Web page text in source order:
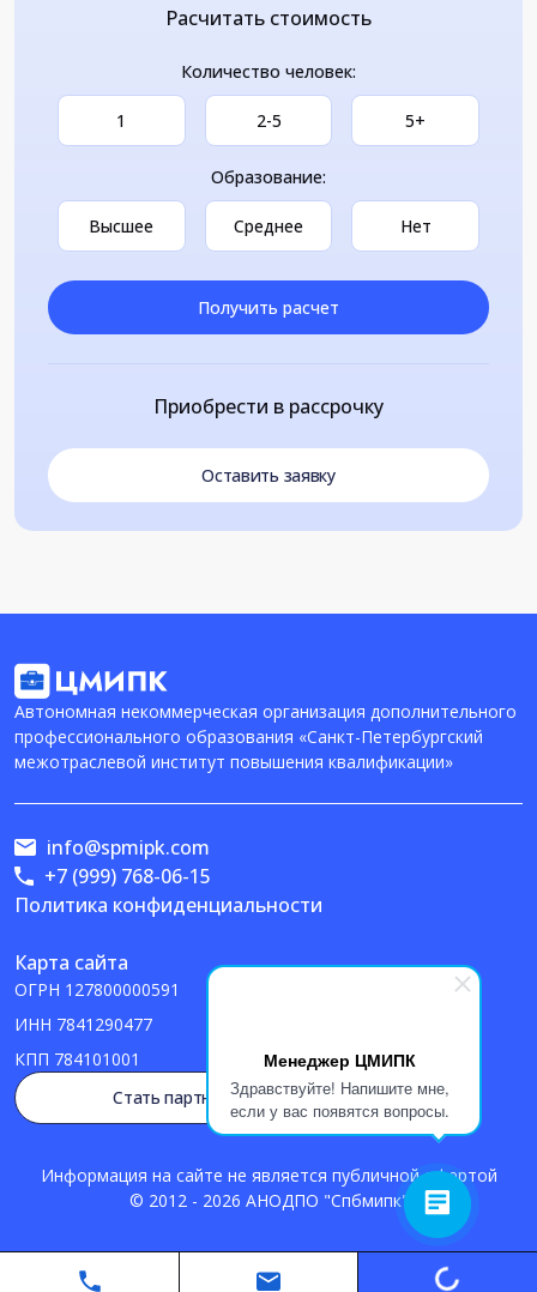
Менеджер ЦМИПК
Здравствуйте! Напишите мне,
если у вас появятся вопросы.
Расчитать стоимость
Количество человек:
1 2-5 5+
Образование:
Высшее Среднее Нет
Получить расчет
Приобрести в рассрочку
Оставить заявку
Автономная некоммерческая организация дополнительного
профессионального образования «Санкт-Петербургский
межотраслевой институт повышения квалификации»
Политика конфиденциальности
Карта сайта
ОГРН 127800000591
ИНН 7841290477
КПП 784101001
info@spmipk.com
+7 (999) 768-06-15
Стать партнером
Информация на сайте не является публичной офертой
© 2012 - 2026 АНОДПО "Спбмипк"